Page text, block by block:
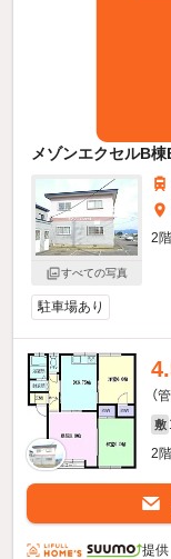
メゾンエクセルB
すべての写真
2
駐車場あり
（
敷
2
提供